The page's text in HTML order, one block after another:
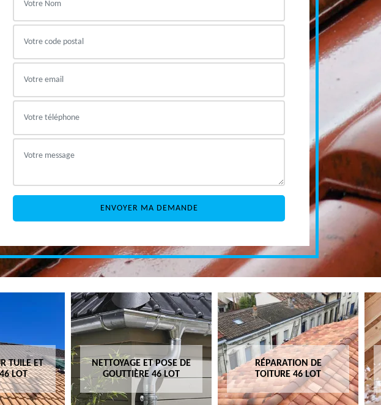
TUILE ET
LOT
NETTOYAGE ET POSE DE
GOUTTIÈRE 46 LOT
RÉPARATION DE
TOITURE 46 LOT